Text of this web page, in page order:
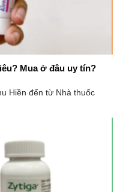
Mua ở đâu uy tín?
Hiền đến từ Nhà thuốc